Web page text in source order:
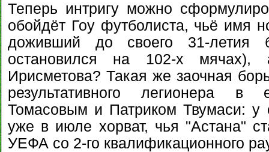
Теперь интригу можно
обойдёт Гоу футболиста, чьё имя
доживший до своего 31-летия
остановился на 102-х мячах),
Ирисметова? Такая же заочная
результативного легионера
Томасовым и Патриком Твумаси: у
уже в июле хорват, чья "Астана"
УЕФА со 2-го квалификационного